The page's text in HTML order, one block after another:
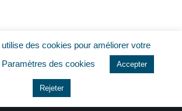
des cookies pour améliorer votre
Paramètres des cookies Accepter
Rejeter